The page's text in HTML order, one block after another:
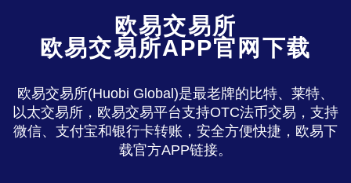
欧易交易所
欧易交易所APP官网下载
欧易交易所(Huobi Global)是最老牌的比特、莱特、
以太交易所，欧易交易平台支持OTC法币交易，支持
微信、支付宝和银行卡转账，安全方便快捷，欧易下
载官方APP链接。